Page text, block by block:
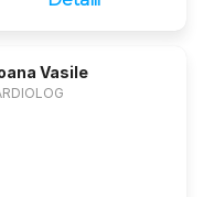
Vasile